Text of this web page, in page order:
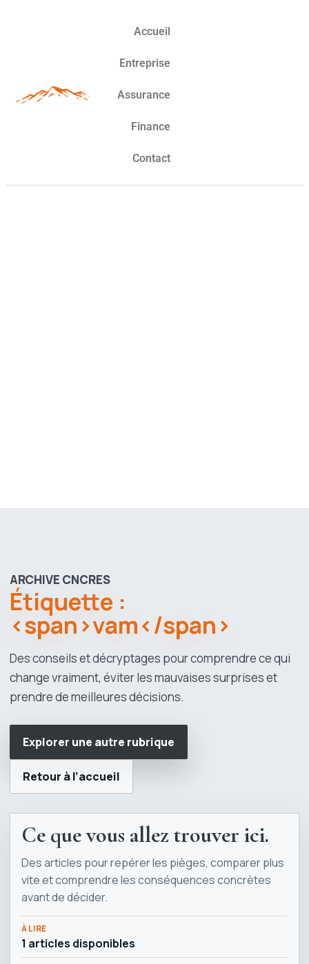
Accueil
Entreprise
Assurance
Finance
Contact
ARCHIVE CNCRES
Étiquette :
<span>vam</span>
Des conseils et décryptages pour comprendre ce qui
change vraiment, éviter les mauvaises surprises et
prendre de meilleures décisions.
Explorer une autre rubrique
Retour à l’accueil
Ce que vous allez trouver ici.
Des articles pour repérer les pièges, comparer plus
vite et comprendre les conséquences concrètes
avant de décider.
À LIRE
1 articles disponibles